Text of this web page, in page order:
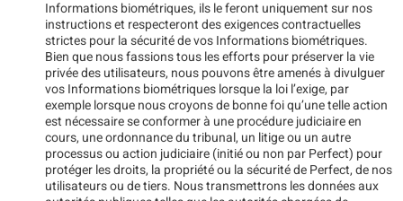
Informations biométriques, ils le feront uniquement sur nos
instructions et respecteront des exigences contractuelles
strictes pour la sécurité de vos Informations biométriques.
Bien que nous fassions tous les efforts pour préserver la vie
privée des utilisateurs, nous pouvons être amenés à divulguer
vos Informations biométriques lorsque la loi l’exige, par
exemple lorsque nous croyons de bonne foi qu’une telle action
est nécessaire se conformer à une procédure judiciaire en
cours, une ordonnance du tribunal, un litige ou un autre
processus ou action judiciaire (initié ou non par Perfect) pour
protéger les droits, la propriété ou la sécurité de Perfect, de nos
utilisateurs ou de tiers. Nous transmettrons les données aux